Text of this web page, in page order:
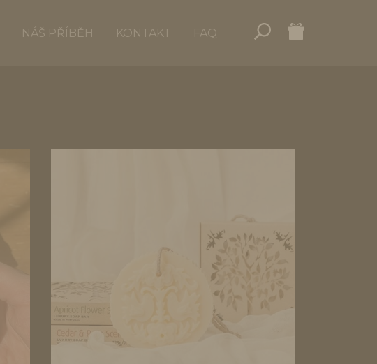
NÁŠ PŘÍBĚH KONTAKT FAQ